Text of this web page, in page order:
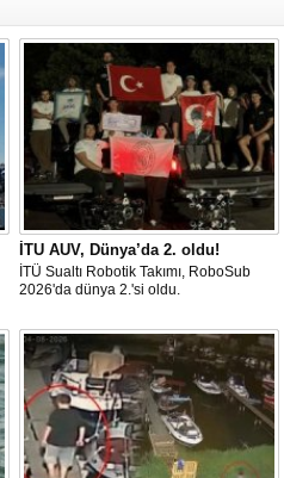
İTU AUV, Dünya’da 2. oldu!
İTÜ Sualtı Robotik Takımı, RoboSub
2026'da dünya 2.'si oldu.